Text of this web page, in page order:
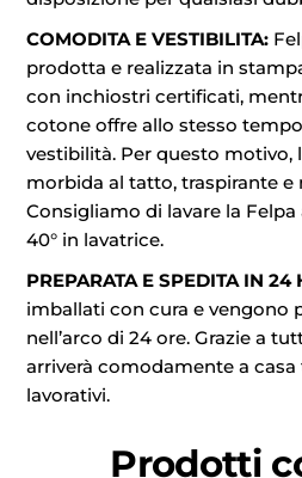
COMODITA E VESTIBILITA:
prodotta e realizzata in
con inchiostri certificati,
cotone offre allo stesso
vestibilità. Per questo motivo,
morbida al tatto, traspirante e
Consigliamo di lavare la
40° in lavatrice.
PREPARATA E SPEDITA IN 24
imballati con cura e vengono
nell’arco di 24 ore. Grazie a
arriverà comodamente a
lavorativi.
Prodotti